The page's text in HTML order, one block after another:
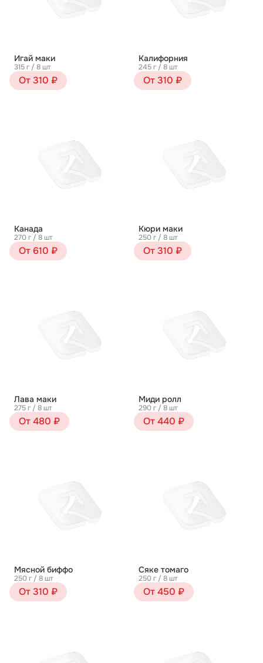
Игай маки
315 г / 8 шт
От 310 ₽
Калифорния
245 г / 8 шт
От 310 ₽
Канада
270 г / 8 шт
От 610 ₽
Кюри маки
250 г / 8 шт
От 310 ₽
Лава маки
275 г / 8 шт
От 480 ₽
Миди ролл
290 г / 8 шт
От 440 ₽
Мясной биффо
250 г / 8 шт
От 310 ₽
Сяке томаго
250 г / 8 шт
От 450 ₽